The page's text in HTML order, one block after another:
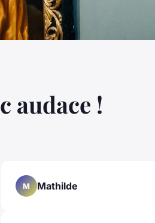
audace !
M Mathilde